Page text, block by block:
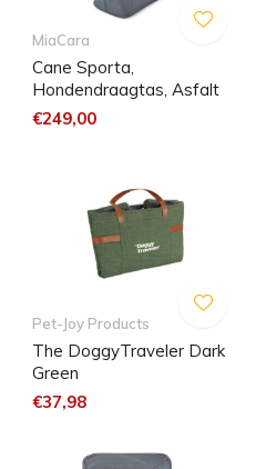
MiaCara
Cane Sporta,
Hondendraagtas, Asfalt
€249,00
Pet-Joy Products
The DoggyTraveler Dark
Green
€37,98